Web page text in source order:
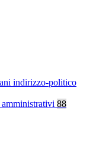
indirizzo-politico
88